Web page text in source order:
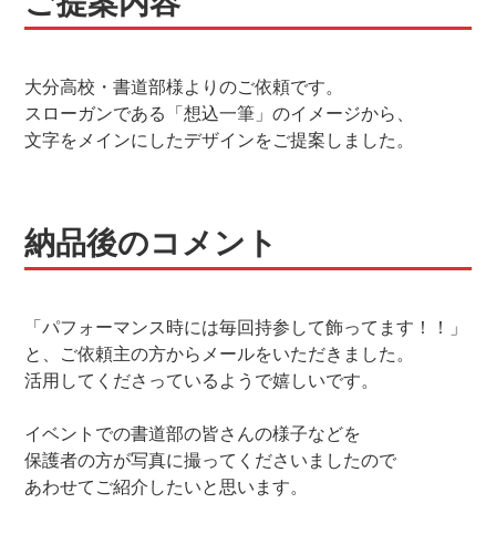
大分高校・書道部様よりのご依頼です。
スローガンである「想込一筆」のイメージから、
文字をメインにしたデザインをご提案しました。
納品後のコメント
「パフォーマンス時には毎回持参して飾ってます！！」
と、ご依頼主の方からメールをいただきました。
活用してくださっているようで嬉しいです。
イベントでの書道部の皆さんの様子などを
保護者の方が写真に撮ってくださいましたので
あわせてご紹介したいと思います。